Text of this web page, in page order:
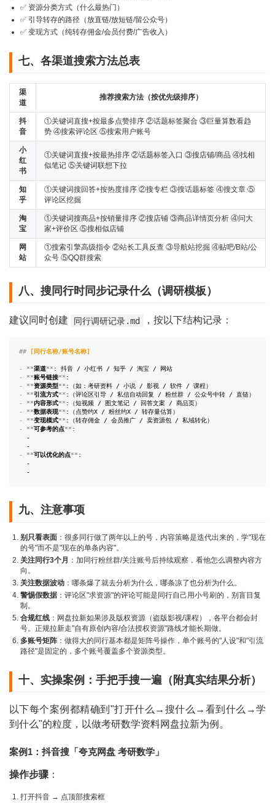
✅ 资源分类方式（什么最热门）
✅ 引导转存的路径（放直链/放短链/留公众号）
✅ 变现方式（纯转存佣金/会员付费/广告收入）
七、各渠道搜索方法总表
渠
道
推荐搜索方法（按优先级排序）
抖
音
①关键词直搜+按最多点赞排序 ②话题标签聚合 ③巨量算数看趋
势 ④搜索评论区 ⑤搜索用户账号
小
红
书
①关键词直搜+按最热排序 ②话题标签入口 ③搜店铺/商品 ④找相
似笔记 ⑤关键词联想下拉
知
乎
①关键词搜回答+按热度排序 ②搜专栏 ③搜话题标签 ④搜文章 ⑤
评论区挖掘
淘
宝
①关键词搜商品+按销量排序 ②搜店铺 ③商品详情页分析 ④问大
家+评价区 ⑤搜相似店铺
网
站
①搜索引擎高级指令 ②站长工具反查 ③导航站挖掘 ④贴吧/B站/公
众号 ⑤QQ群搜索
八、搜同行时同步记录什么（调研模板）
建议同时创建 同行调研记录.md ，按以下结构记录：
## [同行名称/账号名称]
- **渠道**
-
**账号链接**
-
**资源类型**
-
**引流方式**
-
**内容形式**
-
**数据表现**
-
**变现模式**
-
**可参考的点**:
  -
-
**可以优化的点**:
  -
  -
九、注意事项
别只看表面 ：很多同行做了两年以上的号，内容策略是迭代出来的，学"现在
的号"而不是"现在的单条内容"。
关注同行3个月 ：加同行粉丝群/关注账号后持续观察，看他怎么调整内容方
向。
关注数据波动 ：哪条爆了就去分析为什么，哪条凉了也分析为什么。
警惕假数据 ：评论区"求资源"的评论可能是同行自己用小号刷的，别盲目复
制。
合规红线 ：网盘拉新如果涉及版权资源（盗版影视/课程），各平台都会封
号。正规拉新走"自有原创内容/合法授权资源"路线才能长期做。
多账号矩阵 ：做得大的同行基本都是矩阵号操作，单个账号的"人设"和"引流
路径"是固定的，多个账号覆盖多个资源类型。
十、实操案例：手把手搜一遍（附真实结果分析）
以下每个案例都精确到"打开什么→搜什么→看到什么→学
到什么"的粒度，以做考研数学资料网盘拉新为例。
案例1：抖音搜「夸克网盘 考研数学」
操作步骤 ：
打开抖音 → 点顶部搜索框